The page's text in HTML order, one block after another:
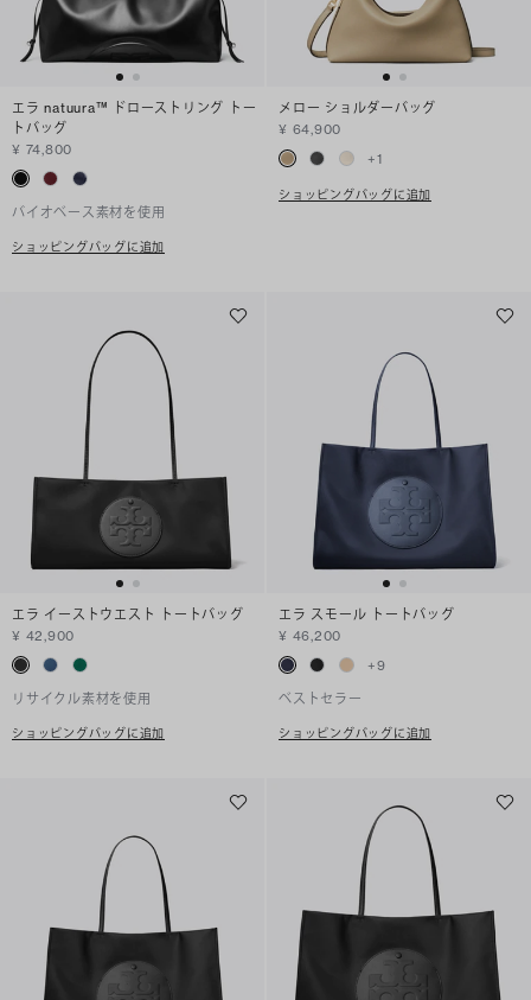
エラ natuura™ ドローストリング トー
トバッグ
¥ 74,800
バイオベース素材を使用
ショッピングバッグに追加
メロー ショルダーバッグ
¥ 64,900
+1
ショッピングバッグに追加
エラ イーストウエスト トートバッグ
¥ 42,900
リサイクル素材を使用
ショッピングバッグに追加
エラ スモール トートバッグ
¥ 46,200
+9
ベストセラー
ショッピングバッグに追加